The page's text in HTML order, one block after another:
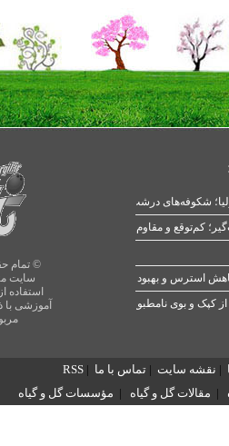
© تمام
سایت
استفاده
آموزشی با
شکوفه‌های درشت در بهار
کپک و بوی نامطبوع
| نقشه سایت | تماس با ما |
RSS
| مقالات گل و گیاه | مؤسسات گل و گیاه